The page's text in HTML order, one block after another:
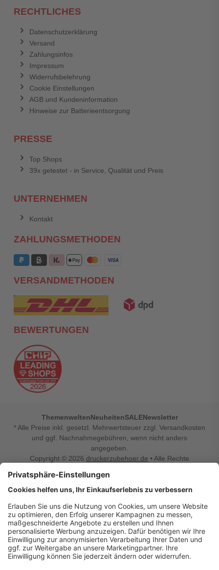
RECHTLICHES
Datenschutzerklärung
Versand
Zahlungsinfos
Impressum
Widerrufsbelehrung
Cookie Einstellungen
AGB und Kundeninformation
Hinweise zur Batterieentsorgung
PRESSE
Top Shops
39x getestet - in Service, Qualität und Preis
UNTERNEHMEN
Kontakt
ZAHLUNGSMETHODEN
VERSANDMETHODEN
BEWERTUNGEN
ThemenweltenNeuheitenSALENewsletter
* Alle Preise inkl. gesetzl. Mehrwertsteuer zzgl. Versandkosten
und ggf. Nachnahmegebühren, wenn nicht anders
angegeben.
Copyright © 2026 druckerzubehoer.de • Alle Rechte
Vertrag widerrufen
Druckerzubehoer.de – preiswerte Qualität für Ihr Office
Sie sind auf der Suche nach dem passenden Druckerzubehör
oder Zubehör für das Büro, den Computer oder Ihr
Smartphone? Dann sind Sie bei Druckerzubehoer.de genau
richtig! Unser breites Sortiment bietet unter anderem Tinte
und Toner für alle gängigen Druckermodelle – großer sowie
kleiner Hersteller. Zugleich sind wir Ihr Online Fachhandel für